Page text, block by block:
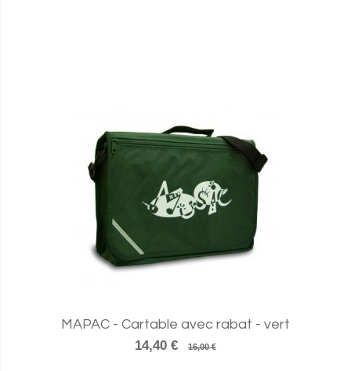
MAPAC - Cartable avec rabat - vert
14,40 €
16,00 €